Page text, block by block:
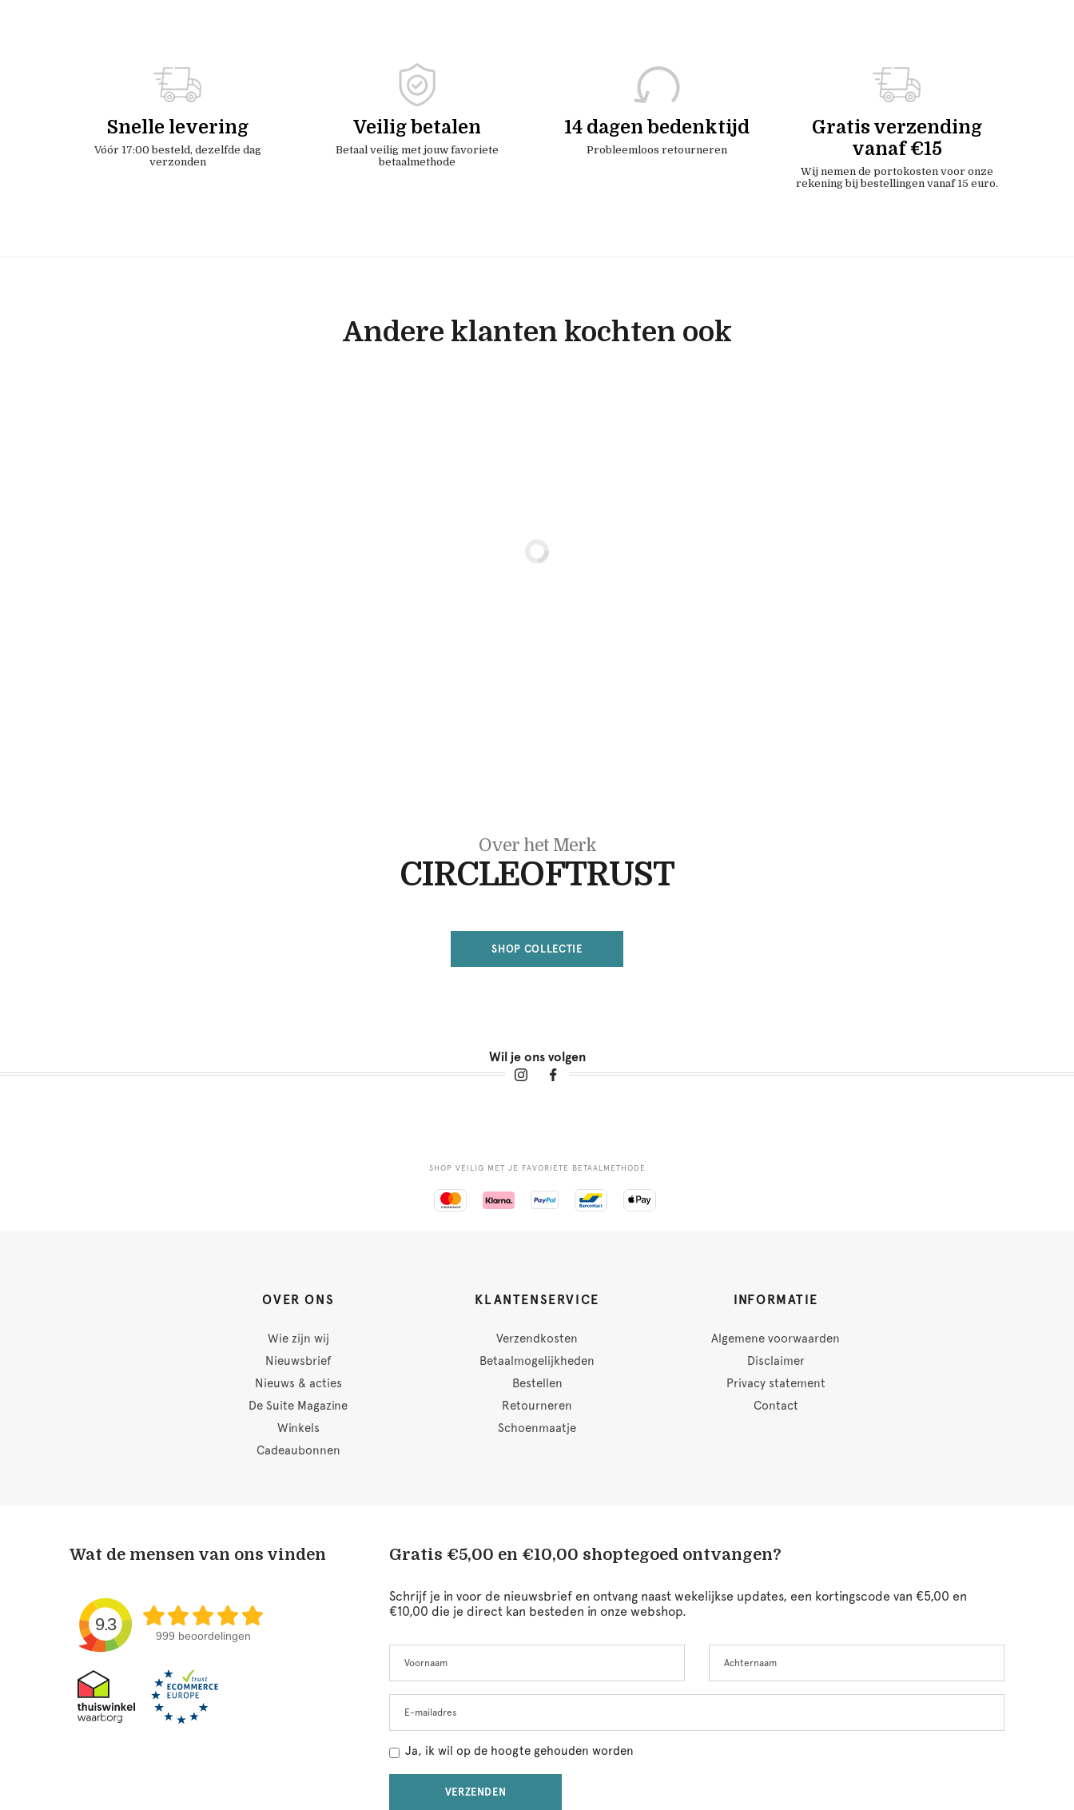
Snelle levering
Vóór 17:00 besteld, dezelfde dag
verzonden
Veilig betalen
Betaal veilig met jouw favoriete
betaalmethode
14 dagen bedenktijd
Probleemloos retourneren
Gratis verzending
vanaf €15
Wij nemen de portokosten voor onze
rekening bij bestellingen vanaf 15 euro.
Andere klanten kochten ook
Over het Merk
CIRCLEOFTRUST
SHOP COLLECTIE
Wil je ons volgen
SHOP VEILIG MET JE FAVORIETE BETAALMETHODE
OVER ONS
Wie zijn wij
Nieuwsbrief
Nieuws & acties
De Suite Magazine
Winkels
Cadeaubonnen
KLANTENSERVICE
Verzendkosten
Betaalmogelijkheden
Bestellen
Retourneren
Schoenmaatje
INFORMATIE
Algemene voorwaarden
Disclaimer
Privacy statement
Contact
Wat de mensen van ons vinden
9.3
999 beoordelingen
Gratis €5,00 en €10,00 shoptegoed ontvangen?
Schrijf je in voor de nieuwsbrief en ontvang naast wekelijkse updates, een kortingscode van €5,00 en
€10,00 die je direct kan besteden in onze webshop.
this
field
blank
Ja, ik wil op de hoogte gehouden worden
VERZENDEN